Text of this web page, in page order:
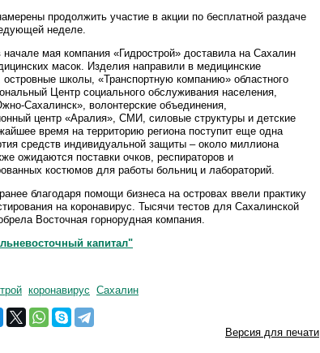
продолжить участие в акции по бесплатной раздаче
неделе.
мая компания «Гидрострой» доставила на Сахалин
масок. Изделия направили в медицинские
школы, «Транспортную компанию» областного
Центр социального обслуживания населения,
Сахалинск», волонтерские объединения,
центр «Аралия», СМИ, силовые структуры и детские
время на территорию региона поступит еще одна
средств индивидуальной защиты – около миллиона
ожидаются поставки очков, респираторов и
костюмов для работы больниц и лабораторий.
благодаря помощи бизнеса на островах ввели практику
на коронавирус. Тысячи тестов для Сахалинской
Восточная горнорудная компания.
капитал"
коронавирус Сахалин
Версия для печати